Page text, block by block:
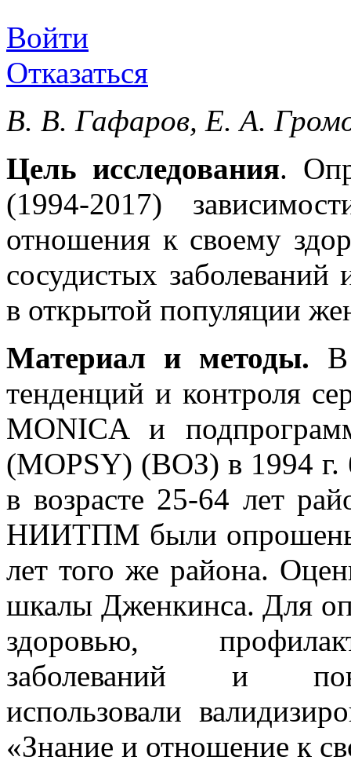
Войти
Отказаться
В. В. Гафаров, Е. А.
Цель исследования.
(1994-2017)
отношения к своему
сосудистых заболеваний
в открытой популяции
Материал и методы. В
тенденций и контроля
MONICA и
(MOPSY) (ВОЗ) в 1994
в возрасте 25-64 лет
НИИТПМ были опрошены
лет того же района.
шкалы Дженкинса. Для
здоровью,
заболеваний и
использовали
«Знание и отношение к